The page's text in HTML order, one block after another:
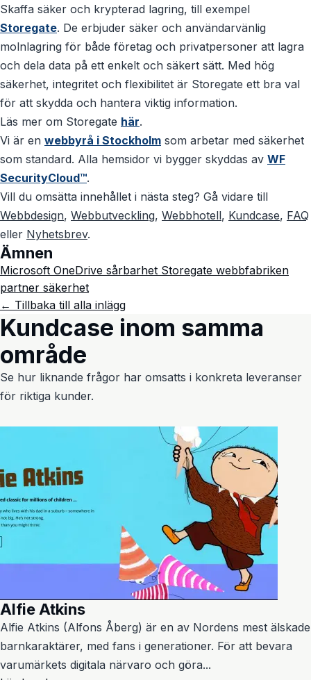
Skaffa säker och krypterad lagring, till exempel
Storegate. De erbjuder säker och användarvänlig
molnlagring för både företag och privatpersoner att lagra
och dela data på ett enkelt och säkert sätt. Med hög
säkerhet, integritet och flexibilitet är Storegate ett bra val
för att skydda och hantera viktig information.
Läs mer om Storegate här.
Vi är en webbyrå i Stockholm som arbetar med säkerhet
som standard. Alla hemsidor vi bygger skyddas av WF
SecurityCloud™.
Vill du omsätta innehållet i nästa steg? Gå vidare till
Webbdesign, Webbutveckling, Webbhotell, Kundcase, FAQ
eller Nyhetsbrev.
Ämnen
Microsoft OneDrive sårbarhet Storegate webbfabriken
partner säkerhet
← Tillbaka till alla inlägg
Kundcase inom samma
område
Se hur liknande frågor har omsatts i konkreta leveranser
för riktiga kunder.
Alfie Atkins
Alfie Atkins (Alfons Åberg) är en av Nordens mest älskade
barnkaraktärer, med fans i generationer. För att bevara
varumärkets digitala närvaro och göra...